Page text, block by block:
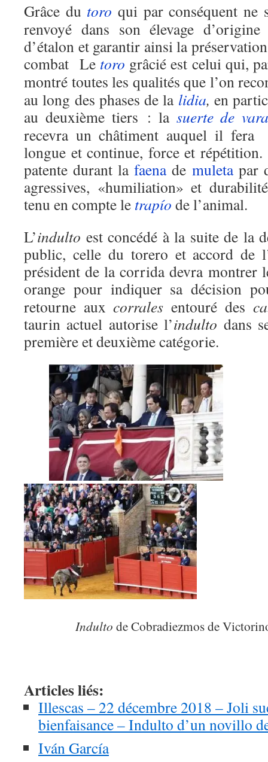
Grâce du toro qui par conséquent ne
renvoyé dans son élevage
d’étalon et garantir ainsi la
combat Le toro grâcié est celui qui,
montré toutes les qualités que l’on
au long des phases de la lidia, en
au deuxième tiers : la suerte de
recevra un châtiment auquel il fera
longue et continue, force et répétition.
patente durant lafaenade muletapar
agressives, «humiliation» et
tenu en compte le trapío de l’animal.
L’indulto est concédé à la suite de la
public, celle du torero et accord de
président de la corrida devra montrer
orange pour indiquer sa décision
retourne auxcorrales entouré des
taurin actuel autorise l’indulto dans
première et deuxième catégorie.
Indulto de Cobradiezmos de
Articles liés:
Illescas – 22 décembre 2018 – Joli
bienfaisance – Indulto d’un novillo
Iván García